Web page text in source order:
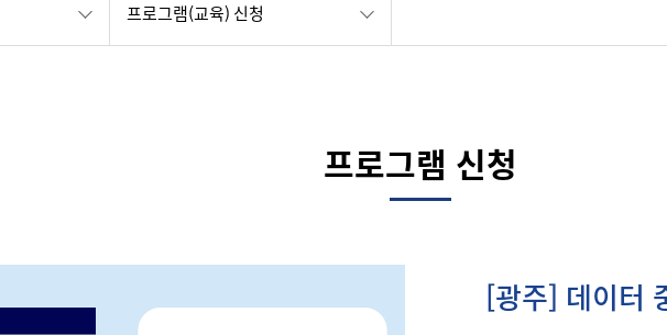
프로그램(교육) 신청
프로그램 신청
[광주] 데이터